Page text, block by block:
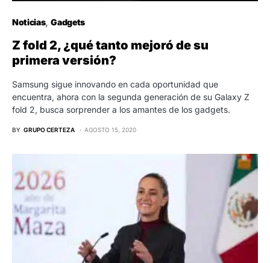
Noticias Gadgets
Z fold 2, ¿qué tanto mejoró de su
primera versión?
Samsung sigue innovando en cada oportunidad que
encuentra, ahora con la segunda generación de su Galaxy Z
fold 2, busca sorprender a los amantes de los gadgets.
BY GRUPO CERTEZA AGOSTO 15, 2020